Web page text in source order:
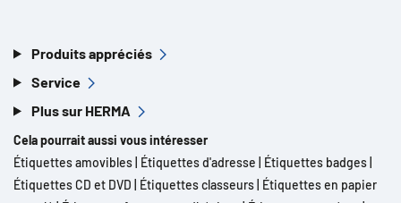
Produits appréciés
Service
Plus sur HERMA
Cela pourrait aussi vous intéresser
Étiquettes amovibles Étiquettes d'adresse Étiquettes badges
Étiquettes CD et DVD
Étiquettes classeurs Étiquettes en papier